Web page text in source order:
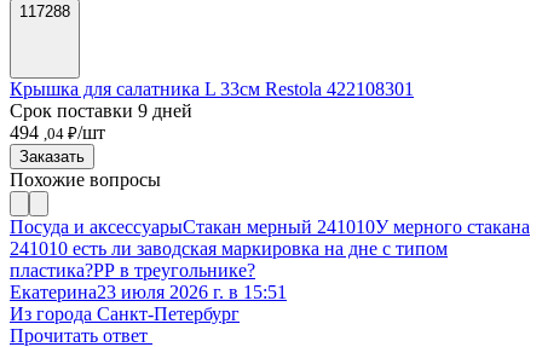
117288
Крышка для салатника L 33см Restola 422108301
Срок поставки 9 дней
494 ,04 ₽/шт
Заказать
Похожие вопросы
Посуда и аксессуарыСтакан мерный 241010У мерного стакана
241010 есть ли заводская маркировка на дне с типом
пластика?РР в треугольнике?
Екатерина23 июля 2026 г. в 15:51
Из города Санкт-Петербург
Прочитать ответ